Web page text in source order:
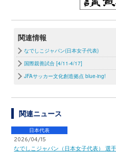
関連情報
なでしこジャパン(日本女子代表)
国際親善試合 [4/11-4/17]
JFAサッカー文化創造拠点 blue-ing!
関連ニュース
日本代表
2026/04/15
なでしこジャパン（日本女子代表）